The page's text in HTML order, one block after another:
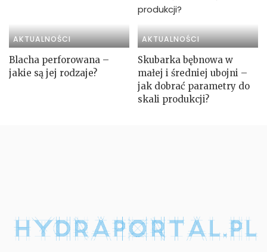
AKTUALNOŚCI
Blacha perforowana –
jakie są jej rodzaje?
AKTUALNOŚCI
Skubarka bębnowa w
małej i średniej ubojni –
jak dobrać parametry do
skali produkcji?